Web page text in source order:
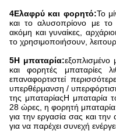
4Ελαφρύ και φορητό:Το
και το αλυσοπρίονο με το
ακόμη και γυναίκες,
το χρησιμοποιήσουν,
5Η μπαταρία:εξοπλισμένο
και φορητές μπαταρίες
επαναφορτιστεί
υπερθέρμανση /
της μπαταρίαςΗ μπαταρία
28 ώρες, η φορητή μπαταρία
για την εργασία σας και
για να παρέχει συνεχή